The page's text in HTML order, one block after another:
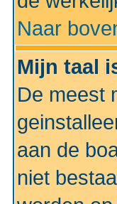
Naar
Mijn taal
De meest
aan de
niet